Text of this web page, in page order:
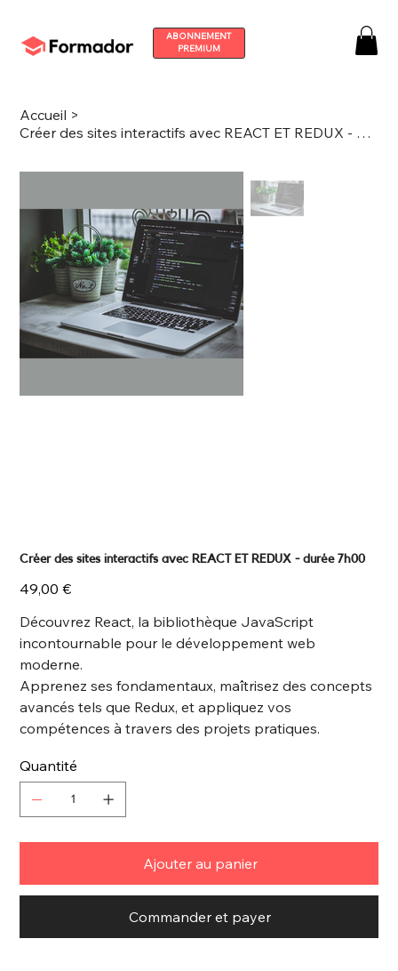
ABONNEMENT
PREMIUM
Accueil >
Créer des sites interactifs avec REACT ET REDUX - durée 7h00
Créer des sites interactifs avec REACT ET REDUX - durée 7h00
Prix
49,00 €
Découvrez React, la bibliothèque JavaScript
incontournable pour le développement web
moderne.
Apprenez ses fondamentaux, maîtrisez des concepts
avancés tels que Redux, et appliquez vos
compétences à travers des projets pratiques.
Quantité
Ajouter au panier
Commander et payer